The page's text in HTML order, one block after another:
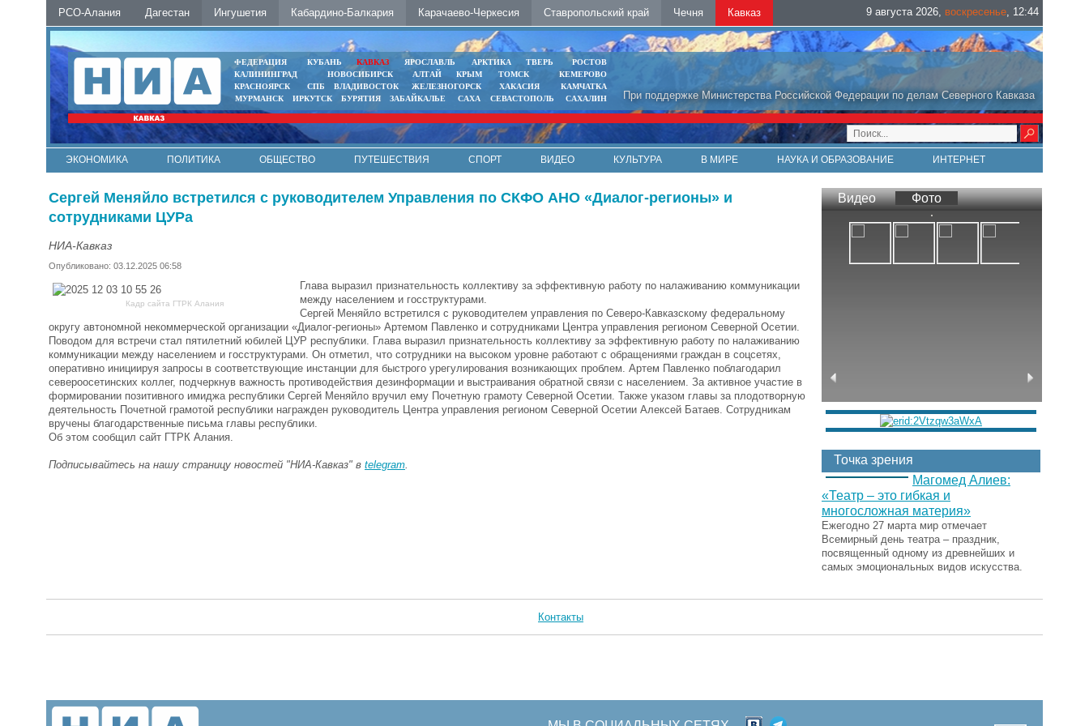
РСО-Алания Дагестан Ингушетия Кабардино-Балкария Карачаево-Черкесия Ставропольский край Чечня Кавказ 9 августа 2026, воскресенье, 12:44
При поддержке Министерства Российской Федерации по делам Северного Кавказа
ФЕДЕРАЦИЯ КУБАНЬ КАВКАЗ ЯРОСЛАВЛЬ АРКТИКА ТВЕРЬ
РОСТОВ
КАЛИНИНГРАД
НОВОСИБИРСК АЛТАЙ КРЫМ ТОМСК
КЕМЕРОВО
КРАСНОЯРСК
СПБ ВЛАДИВОСТОК ЖЕЛЕЗНОГОРСК ХАКАСИЯ
КАМЧАТКА
МУРМАНСК
ИРКУТСК БУРЯТИЯ ЗАБАЙКАЛЬЕ САХА СЕВАСТОПОЛЬ САХАЛИН
ЭКОНОМИКА ПОЛИТИКА ОБЩЕСТВО ПУТЕШЕСТВИЯ СПОРТ ВИДЕО КУЛЬТУРА В МИРЕ НАУКА И ОБРАЗОВАНИЕ
ИНТЕРНЕТ
Сергей Меняйло встретился с руководителем Управления по СКФО АНО «Диалог-регионы» и
сотрудниками ЦУРа
НИА-Кавказ
Опубликовано: 03.12.2025 06:58
Кадр сайта ГТРК Алания
Глава выразил признательность коллективу за эффективную работу по налаживанию коммуникации
между населением и госструктурами.
Сергей Меняйло встретился с руководителем управления по Северо-Кавказскому федеральному
округу автономной некоммерческой организации «Диалог-регионы» Артемом Павленко и сотрудниками Центра управления регионом Северной Осетии.
Поводом для встречи стал пятилетний юбилей ЦУР республики. Глава выразил признательность коллективу за эффективную работу по налаживанию
коммуникации между населением и госструктурами. Он отметил, что сотрудники на высоком уровне работают с обращениями граждан в соцсетях,
оперативно инициируя запросы в соответствующие инстанции для быстрого урегулирования возникающих проблем. Артем Павленко поблагодарил
североосетинских коллег, подчеркнув важность противодействия дезинформации и выстраивания обратной связи с населением. За активное участие в
формировании позитивного имиджа республики Сергей Меняйло вручил ему Почетную грамоту Северной Осетии. Также указом главы за плодотворную
деятельность Почетной грамотой республики награжден руководитель Центра управления регионом Северной Осетии Алексей Батаев. Сотрудникам
вручены благодарственные письма главы республики.
Об этом сообщил сайт ГТРК Алания.
Подписывайтесь на нашу страницу новостей "НИА-Кавказ" в telegram
Видео Фото
Точка зрения
Магомед Алиев:
«Театр – это гибкая и
многосложная материя»
Ежегодно 27 марта мир отмечает
Всемирный день театра – праздник,
посвященный одному из древнейших и
самых эмоциональных видов искусства.
Контакты